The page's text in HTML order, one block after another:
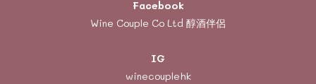
Facebook
Wine Couple Co Ltd 醇酒伴侶
IG
winecouplehk